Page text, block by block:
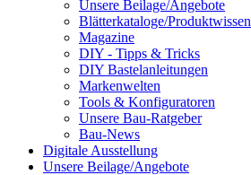
Unsere Beilage/Angebote
Blätterkataloge/Produktwissen
Magazine
DIY - Tipps & Tricks
DIY Bastelanleitungen
Markenwelten
Tools & Konfiguratoren
Unsere Bau-Ratgeber
Bau-News
Digitale Ausstellung
Unsere Beilage/Angebote